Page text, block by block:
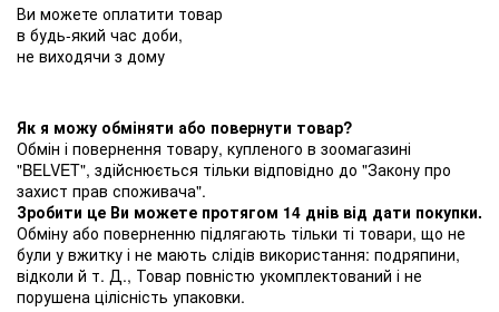
Ви можете оплатити товар
в будь-який час доби,
не виходячи з дому
Як я можу обміняти або повернути товар?
Обмін і повернення товару, купленого в зоомагазині
"BELVET", здійснюється тільки відповідно до "Закону про
захист прав споживача".
Зробити це Ви можете протягом 14 днів від дати покупки.
Обміну або поверненню підлягають тільки ті товари, що не
були у вжитку і не мають слідів використання: подряпини,
відколи й т. Д., Товар повністю укомплектований і не
порушена цілісність упаковки.